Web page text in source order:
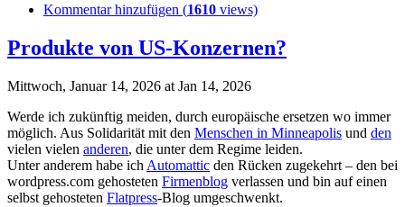
Kommentar hinzufügen (1610 views)
Produkte von US-Konzernen?
Mittwoch, Januar 14, 2026 at Jan 14, 2026
Werde ich zukünftig meiden, durch europäische ersetzen wo immer
möglich. Aus Solidarität mit den Menschen in Minneapolis und den
vielen vielen anderen, die unter dem Regime leiden.
Unter anderem habe ich Automattic den Rücken zugekehrt – den bei
wordpress.com gehosteten Firmenblog verlassen und bin auf einen
selbst gehosteten Flatpress-Blog umgeschwenkt.